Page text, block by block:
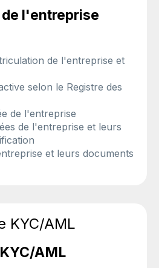
l'entreprise
de l'entreprise et
selon le Registre des
de l'entreprise
de l'entreprise et leurs
et leurs documents
AML